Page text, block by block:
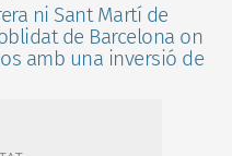
ni Sant Martí de
de Barcelona on
amb una inversió de